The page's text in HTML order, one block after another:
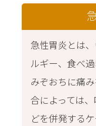
急性胃炎とは
ルギー、食べ
みぞおちに痛
合によっては
どを併発するケ